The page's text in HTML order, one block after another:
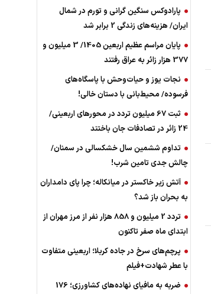
پارادوکس سنگین گرانی و تورم در شمال
ایران/ هزینه‌های زندگی 2 برابر ‌شد
پایان مراسم عظیم اربعین 1405/ ‌3 میلیون و
377 ‌هزار زائر به عراق رفتند
نجات یوز و حیات‌وحش با پاسگاه‌های
فرسوده/ ‌محیط‌بانی با دستان خالی!
‌‌ثبت 67 میلیون تردد در محورهای اربعینی/
24 زائر در تصادفات جان باختند
تداوم ششمین سال خشکسالی در سمنان/
چالش‌ جدی‌ تامین شرب!
آتش زیر خاکستر در میانکاله؛ چرا پای دامداران
به بحران باز شد؟
تردد 2 میلیون و 858 هزار نفر از مرز مهران از
ابتدای ماه صفر تاکنون
‌‌پرچم‌های سرخ در جاده کربلا؛ اربعینی متفاوت
با عطر شهادت+فیلم
ضربه ‌به مافیای نهاده‌های کشاورزی؛ 176